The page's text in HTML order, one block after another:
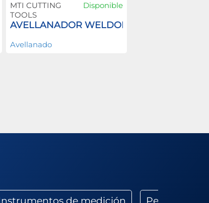
MTI CUTTING
TOOLS
Disponible
AVELLANADOR WELDON
Avellanado
de medición Perforado